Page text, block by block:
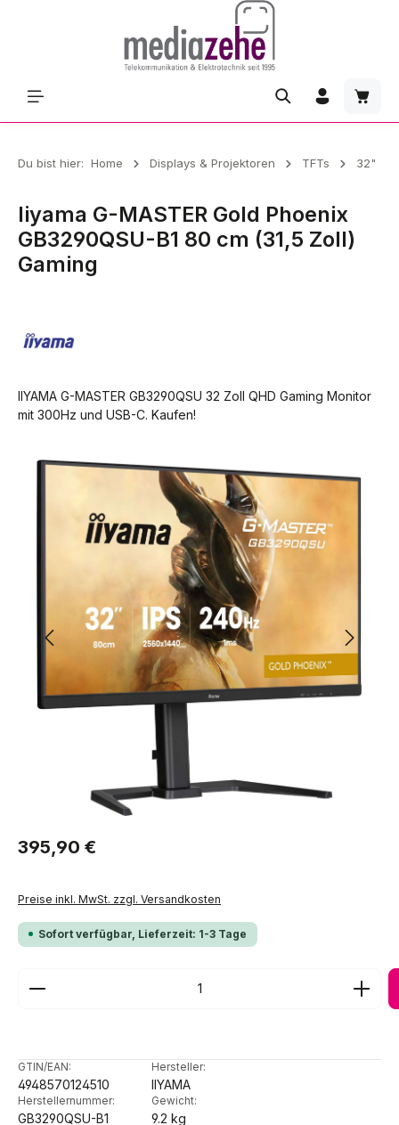
Du bist hier: Home Displays & Projektoren TFTs 32"
Iiyama G-MASTER Gold Phoenix
GB3290QSU-B1 80 cm (31,5 Zoll)
Gaming
IIYAMA G-MASTER GB3290QSU 32 Zoll QHD Gaming Monitor
mit 300Hz und USB-C. Kaufen!
Bildergalerie überspringen
Regulärer Preis:
395,90 €
Preise inkl. MwSt. zzgl. Versandkosten
Sofort verfügbar, Lieferzeit: 1-3 Tage
Produkt Anzahl: Gib den gewünschten Wert ein
GTIN/EAN:
4948570124510
Hersteller:
IIYAMA
Herstellernummer:
GB3290QSU-B1
Gewicht:
9.2 kg